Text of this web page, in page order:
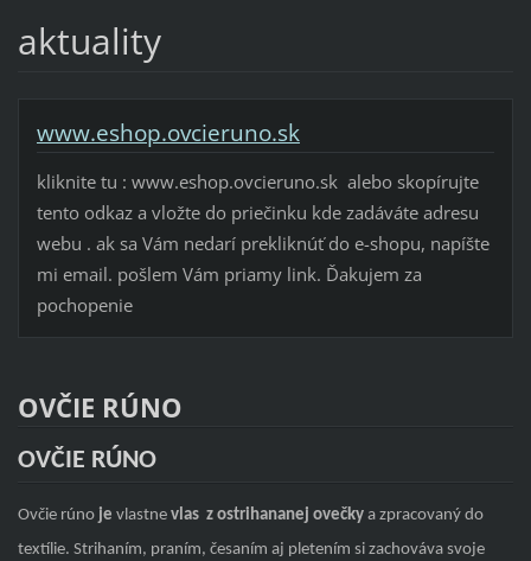
aktuality
www.eshop.ovcieruno.sk
kliknite tu : www.eshop.ovcieruno.sk alebo skopírujte
tento odkaz a vložte do priečinku kde zadáváte adresu
webu . ak sa Vám nedarí prekliknúť do e-shopu, napíšte
mi email. pošlem Vám priamy link. Ďakujem za
pochopenie
OVČIE RÚNO
OVČIE RÚNO
Ovčie rúnoje vlastnevlas z ostrihananej ovečky a zpracovaný do
textílie. Strihaním, praním, česaním aj pletením si zachováva svoje